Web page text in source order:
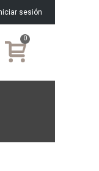
sesión
0